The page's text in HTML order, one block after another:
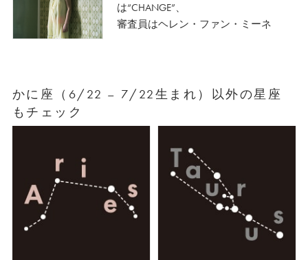
は“CHANGE”、
審査員はヘレン・ファン・ミーネ
かに座（6/22 – 7/22生まれ）以外の星座
もチェック